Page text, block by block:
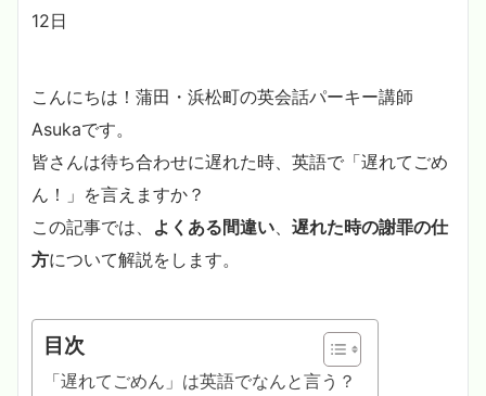
12日
こんにちは！蒲田・浜松町の英会話パーキー講師
Asukaです。
皆さんは待ち合わせに遅れた時、英語で「遅れてごめ
ん！」を言えますか？
この記事では、 よくある間違い
遅れた時の謝罪の仕
方について解説をします。
目次
「遅れてごめん」は英語でなんと言う？